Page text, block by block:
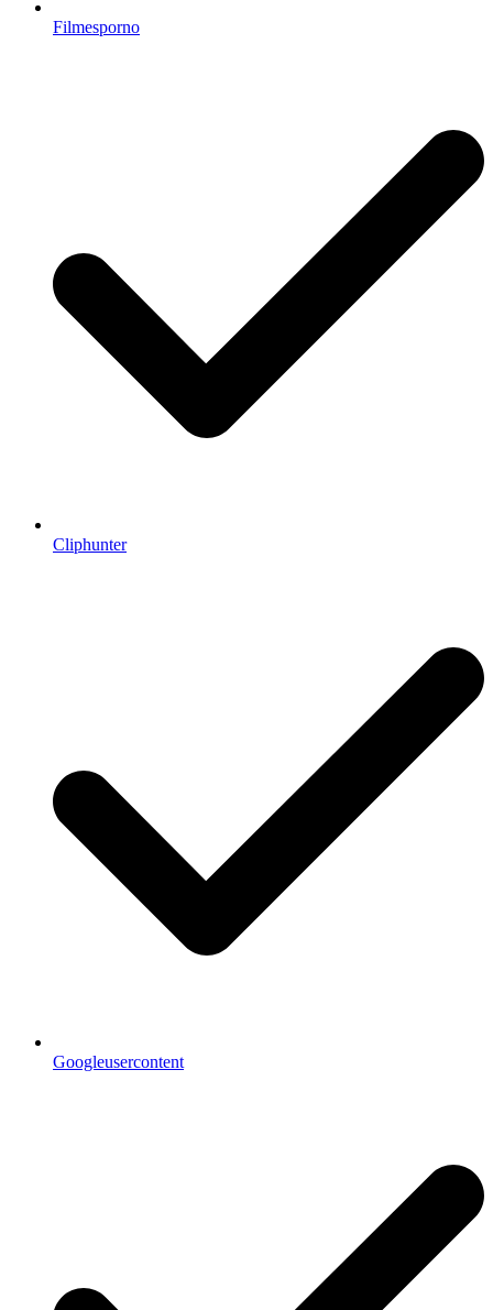
Filmesporno
Cliphunter
Googleusercontent